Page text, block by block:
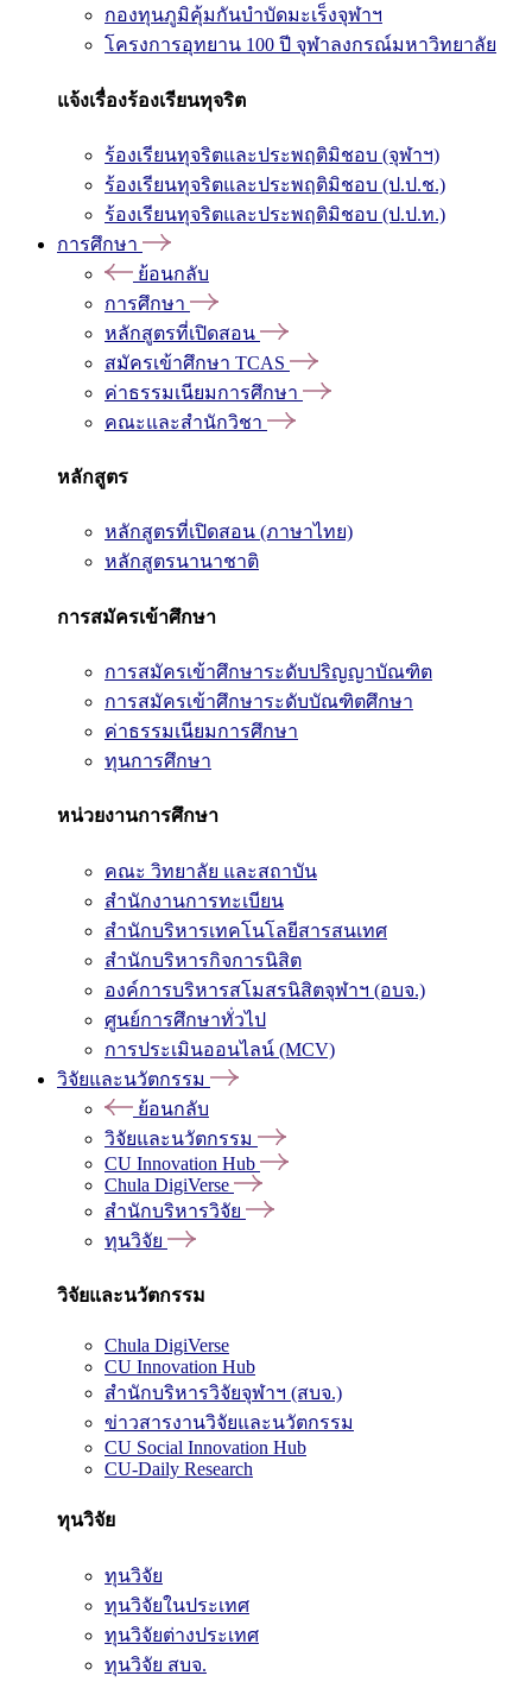
กองทุนภูมิคุ้มกันบำบัดมะเร็งจุฬาฯ
โครงการอุทยาน 100 ปี จุฬาลงกรณ์มหาวิทยาลัย
แจ้งเรื่องร้องเรียนทุจริต
ร้องเรียนทุจริตและประพฤติมิชอบ (จุฬาฯ)
ร้องเรียนทุจริตและประพฤติมิชอบ (ป.ป.ช.)
ร้องเรียนทุจริตและประพฤติมิชอบ (ป.ป.ท.)
การศึกษา
ย้อนกลับ
การศึกษา
หลักสูตรที่เปิดสอน
สมัครเข้าศึกษา TCAS
ค่าธรรมเนียมการศึกษา
คณะและสำนักวิชา
หลักสูตร
หลักสูตรที่เปิดสอน (ภาษาไทย)
หลักสูตรนานาชาติ
การสมัครเข้าศึกษา
การสมัครเข้าศึกษาระดับปริญญาบัณฑิต
การสมัครเข้าศึกษาระดับบัณฑิตศึกษา
ค่าธรรมเนียมการศึกษา
ทุนการศึกษา
หน่วยงานการศึกษา
คณะ วิทยาลัย และสถาบัน
สำนักงานการทะเบียน
สำนักบริหารเทคโนโลยีสารสนเทศ
สำนักบริหารกิจการนิสิต
องค์การบริหารสโมสรนิสิตจุฬาฯ (อบจ.)
ศูนย์การศึกษาทั่วไป
การประเมินออนไลน์ (MCV)
วิจัยและนวัตกรรม
ย้อนกลับ
วิจัยและนวัตกรรม
CU Innovation Hub
Chula DigiVerse
สำนักบริหารวิจัย
ทุนวิจัย
วิจัยและนวัตกรรม
Chula DigiVerse
CU Innovation Hub
สำนักบริหารวิจัยจุฬาฯ (สบจ.)
ข่าวสารงานวิจัยและนวัตกรรม
CU Social Innovation Hub
CU-Daily Research
ทุนวิจัย
ทุนวิจัย
ทุนวิจัยในประเทศ
ทุนวิจัยต่างประเทศ
ทุนวิจัย สบจ.